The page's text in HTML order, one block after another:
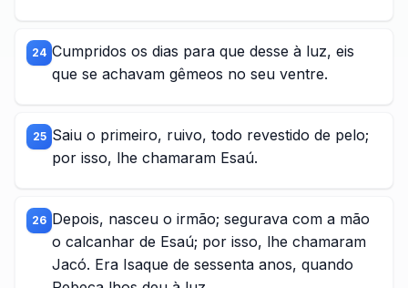
24 Cumpridos os dias para que desse à luz, eis
que se achavam gêmeos no seu ventre.
25 Saiu o primeiro, ruivo, todo revestido de pelo;
por isso, lhe chamaram Esaú.
26 Depois, nasceu o irmão; segurava com a mão
o calcanhar de Esaú; por isso, lhe chamaram
Jacó. Era Isaque de sessenta anos, quando